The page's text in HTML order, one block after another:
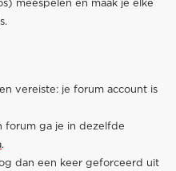
meespelen en maak je elke
vereiste: je forum account is
forum ga je in dezelfde
.
dan een keer geforceerd uit